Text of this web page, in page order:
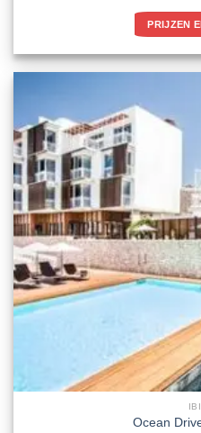
PRIJZEN
Ocean